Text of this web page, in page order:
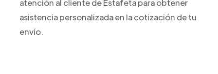
atención al cliente de Estafeta para obtener
asistencia personalizada en la cotización de tu
envío.